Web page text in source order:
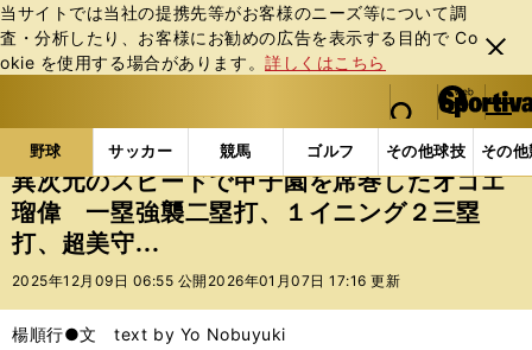
当サイトでは当社の提携先等がお客様のニーズ等について調
査・分析したり、お客様にお勧めの広告を表⽰する⽬的で Co
okie を使⽤する場合があります。詳しくはこちら
閉じ
る
web Sportiva (webスポルティーバ)
検索
マイペ
ー
ジ
メニュ
野球 サッカー 競馬 ゴルフ その他球技 その
b
ス
ポ
ル
テ
ー
バ
野球の記事一覧 高校野球他 異次元のスピードで甲
異次元のスピードで甲子園を席巻したオコエ
瑠偉 一塁強襲二塁打、１イニング２三塁
打、超美守...
2025年12月09日 06:55 公開 2026年01月07日 17:16 更新
楊順行●文 text by Yo Nobuyuki